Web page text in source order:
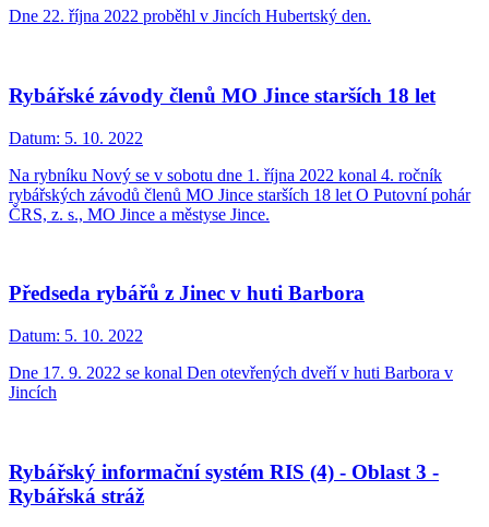
Dne 22. října 2022 proběhl v Jincích Hubertský den.
Rybářské závody členů MO Jince starších 18 let
Datum: 5. 10. 2022
Na rybníku Nový se v sobotu dne 1. října 2022 konal 4. ročník
rybářských závodů členů MO Jince starších 18 let O Putovní pohár
ČRS, z. s., MO Jince a městyse Jince.
Předseda rybářů z Jinec v huti Barbora
Datum: 5. 10. 2022
Dne 17. 9. 2022 se konal Den otevřených dveří v huti Barbora v
Jincích
Rybářský informační systém RIS (4) - Oblast 3 -
Rybářská stráž